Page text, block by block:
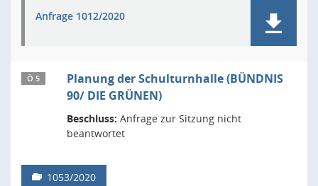
Anfrage 1012/2020
Ö 5
Planung der Schulturnhalle (BÜNDNIS
90/ DIE GRÜNEN)
Beschluss: Anfrage zur Sitzung nicht
beantwortet
1053/2020